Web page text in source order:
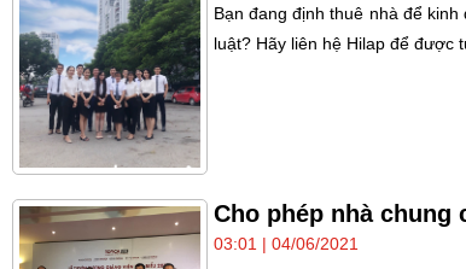
Bạn đang định thuê nhà để
luật? Hãy liên hệ Hilap để được
Cho phép nhà
03:01 | 04/06/2021